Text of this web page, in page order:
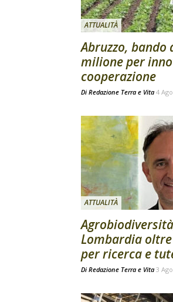
ATTUALITÀ
Abruzzo, bando
milione per
cooperazione
Di Redazione Terra e Vita 4
ATTUALITÀ
Lombardia
per ricerca e
Di Redazione Terra e Vita 3